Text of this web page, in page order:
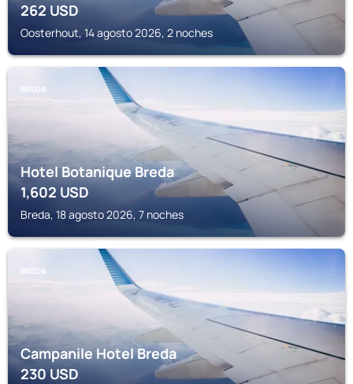
262USD
Oosterhout, 14 agosto 2026, 2 noches
BREDA
Hotel Botanique Breda
1,602 USD
Breda, 18 agosto 2026, 7 noches
BREDA
Campanile Hotel Breda
230USD